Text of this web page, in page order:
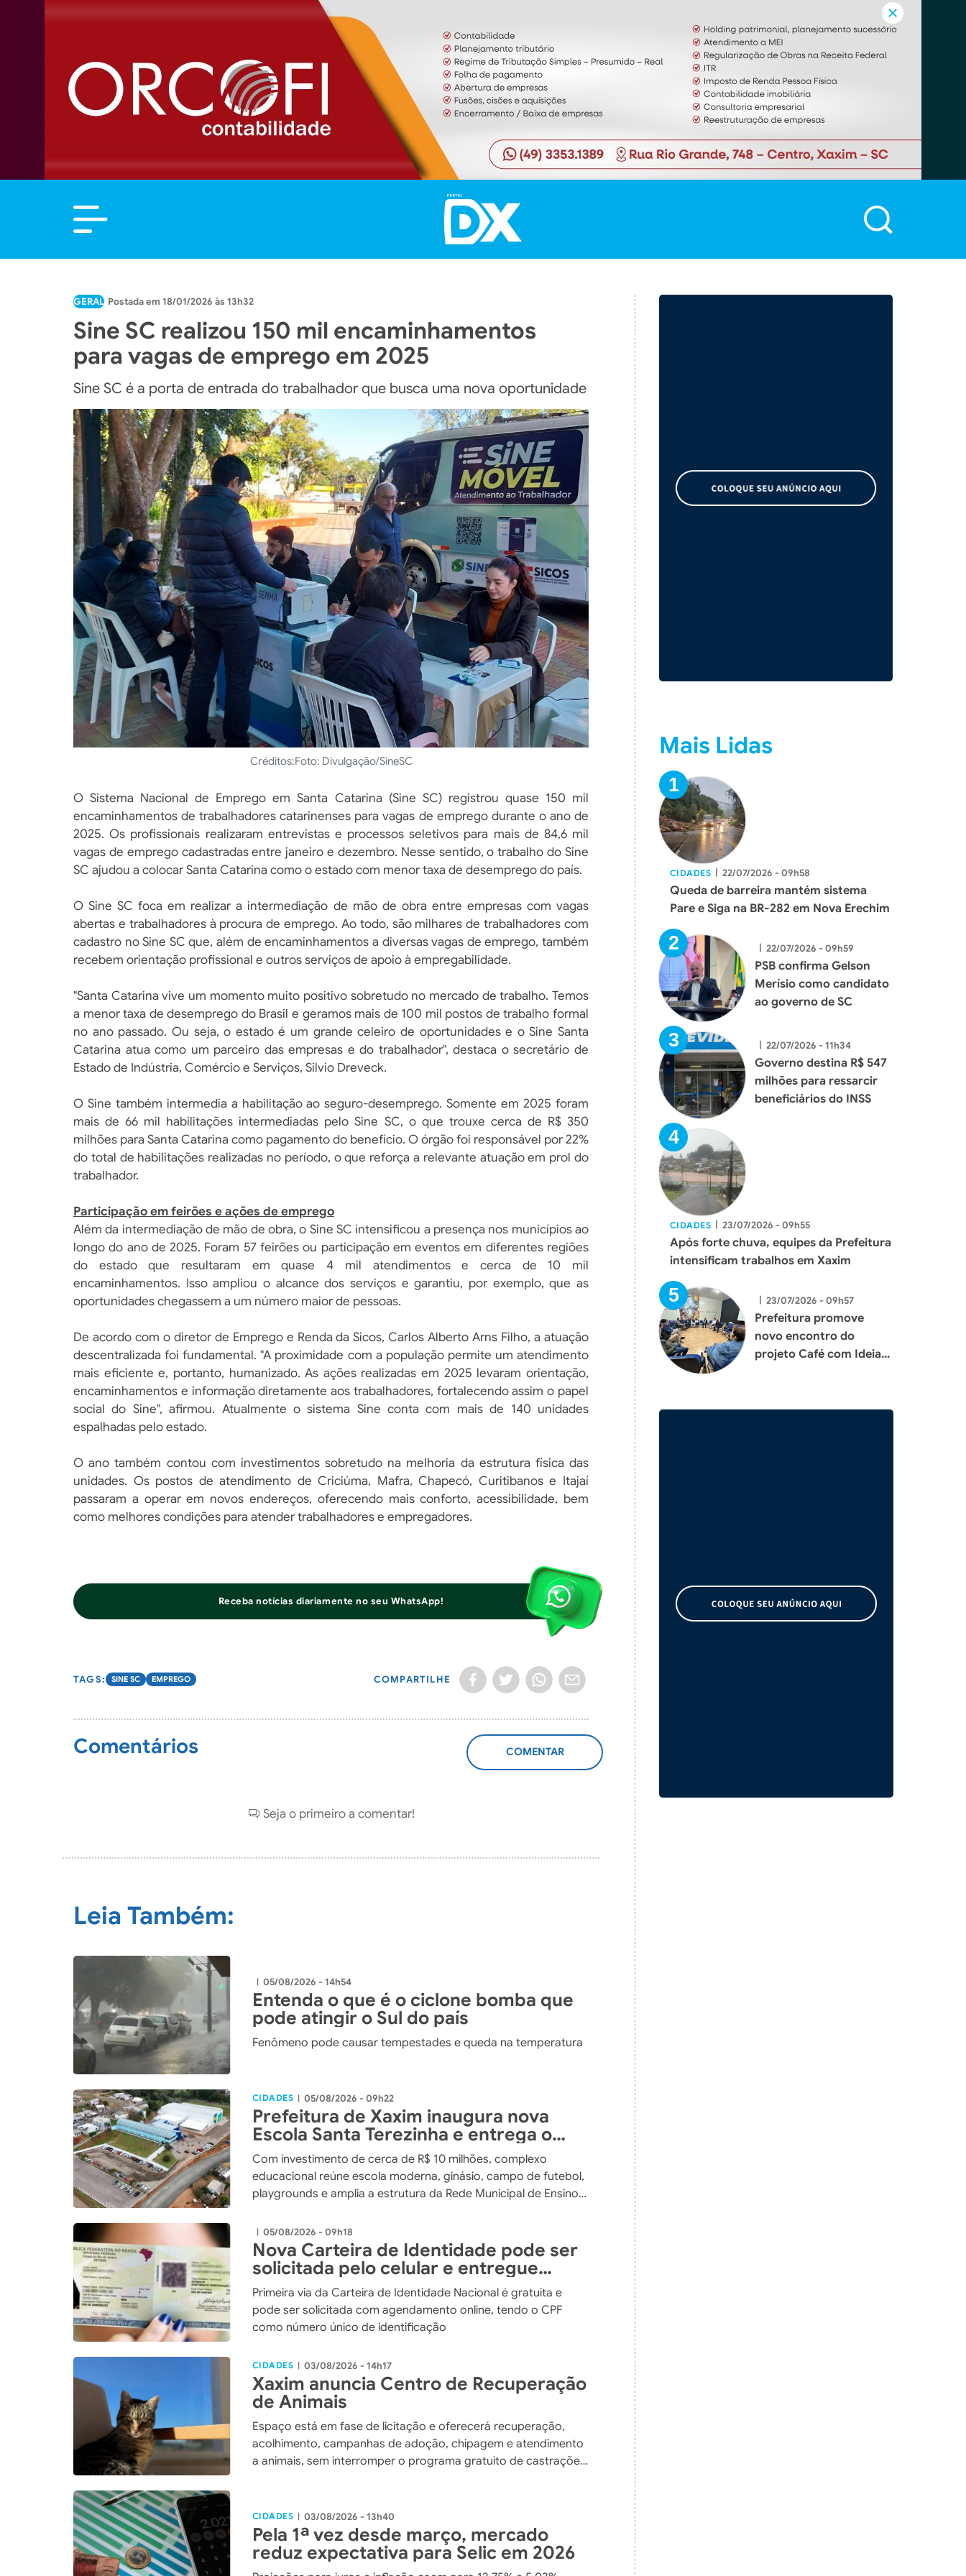
GERAL 18/01/2026 às 13h32
Sine SC realizou 150 mil encaminhamentos
para vagas de emprego em 2025
Sine SC é a porta de entrada do trabalhador que busca uma nova oportunidade
Créditos:Foto: Divulgação/SineSC
O Sistema Nacional de Emprego em Santa Catarina (Sine SC) registrou quase 150 mil
encaminhamentos de trabalhadores catarinenses para vagas de emprego durante o ano de
2025. Os profissionais realizaram entrevistas e processos seletivos para mais de 84,6 mil
vagas de emprego cadastradas entre janeiro e dezembro. Nesse sentido, o trabalho do Sine
SC ajudou a colocar Santa Catarina como o estado com menor taxa de desemprego do país.
O Sine SC foca em realizar a intermediação de mão de obra entre empresas com vagas
abertas e trabalhadores à procura de emprego. Ao todo, são milhares de trabalhadores com
cadastro no Sine SC que, além de encaminhamentos a diversas vagas de emprego, também
recebem orientação profissional e outros serviços de apoio à empregabilidade.
"Santa Catarina vive um momento muito positivo sobretudo no mercado de trabalho. Temos
a menor taxa de desemprego do Brasil e geramos mais de 100 mil postos de trabalho formal
no ano passado. Ou seja, o estado é um grande celeiro de oportunidades e o Sine Santa
Catarina atua como um parceiro das empresas e do trabalhador", destaca o secretário de
Estado de Indústria, Comércio e Serviços, Silvio Dreveck.
O Sine também intermedia a habilitação ao seguro-desemprego. Somente em 2025 foram
mais de 66 mil habilitações intermediadas pelo Sine SC, o que trouxe cerca de R$ 350
milhões para Santa Catarina como pagamento do benefício. O órgão foi responsável por 22%
do total de habilitações realizadas no período, o que reforça a relevante atuação em prol do
trabalhador.
Participação em feirões e ações de emprego
Além da intermediação de mão de obra, o Sine SC intensificou a presença nos municípios ao
longo do ano de 2025. Foram 57 feirões ou participação em eventos em diferentes regiões
do estado que resultaram em quase 4 mil atendimentos e cerca de 10 mil
encaminhamentos. Isso ampliou o alcance dos serviços e garantiu, por exemplo, que as
oportunidades chegassem a um número maior de pessoas.
De acordo com o diretor de Emprego e Renda da Sicos, Carlos Alberto Arns Filho, a atuação
descentralizada foi fundamental. "A proximidade com a população permite um atendimento
mais eficiente e, portanto, humanizado. As ações realizadas em 2025 levaram orientação,
encaminhamentos e informação diretamente aos trabalhadores, fortalecendo assim o papel
social do Sine", afirmou. Atualmente o sistema Sine conta com mais de 140 unidades
espalhadas pelo estado.
O ano também contou com investimentos sobretudo na melhoria da estrutura física das
unidades. Os postos de atendimento de Criciúma, Mafra, Chapecó, Curitibanos e Itajaí
passaram a operar em novos endereços, oferecendo mais conforto, acessibilidade, bem
como melhores condições para atender trabalhadores e empregadores.
Receba notícias diariamente no seu WhatsApp!
SINE SC EMPREGO COMPARTILHE
Comentários
ADICIONAR
COMENTÁRIO
Seja o primeiro a comentar!
Leia Também:
| 05/08/2026 - 14h54
Entenda o que é o ciclone bomba que
pode atingir o Sul do país
Fenômeno pode causar tempestades e queda na temperatura
CIDADES | 05/08/2026 - 09h22
Prefeitura de Xaxim inaugura nova
Escola Santa Terezinha e entrega o
maior investimento em educação da
história do município
Com investimento de cerca de R$ 10 milhões, complexo
educacional reúne escola moderna, ginásio, campo de futebol,
playgrounds e amplia a estrutura da Rede Municipal de Ensino
| 05/08/2026 - 09h18
Nova Carteira de Identidade pode ser
solicitada pelo celular e entregue
pelos Correios
Primeira via da Carteira de Identidade Nacional é gratuita e
pode ser solicitada com agendamento online, tendo o CPF
como número único de identificação
CIDADES | 03/08/2026 - 14h17
Xaxim anuncia Centro de Recuperação
de Animais
Espaço está em fase de licitação e oferecerá recuperação,
acolhimento, campanhas de adoção, chipagem e atendimento
a animais, sem interromper o programa gratuito de castrações
CIDADES | 03/08/2026 - 13h40
Pela 1ª vez desde março, mercado
reduz expectativa para Selic em 2026
Mais Lidas
CIDADES | 22/07/2026 - 09h58
Queda de barreira mantém sistema
Pare e Siga na BR-282 em Nova Erechim
| 22/07/2026 - 09h59
PSB confirma Gelson
Merísio como candidato
ao governo de SC
| 22/07/2026 - 11h34
Governo destina R$ 547
milhões para ressarcir
beneficiários do INSS
CIDADES | 23/07/2026 - 09h55
Após forte chuva, equipes da Prefeitura
intensificam trabalhos em Xaxim
| 23/07/2026 - 09h57
Prefeitura promove
novo encontro do
projeto Café com Ideias